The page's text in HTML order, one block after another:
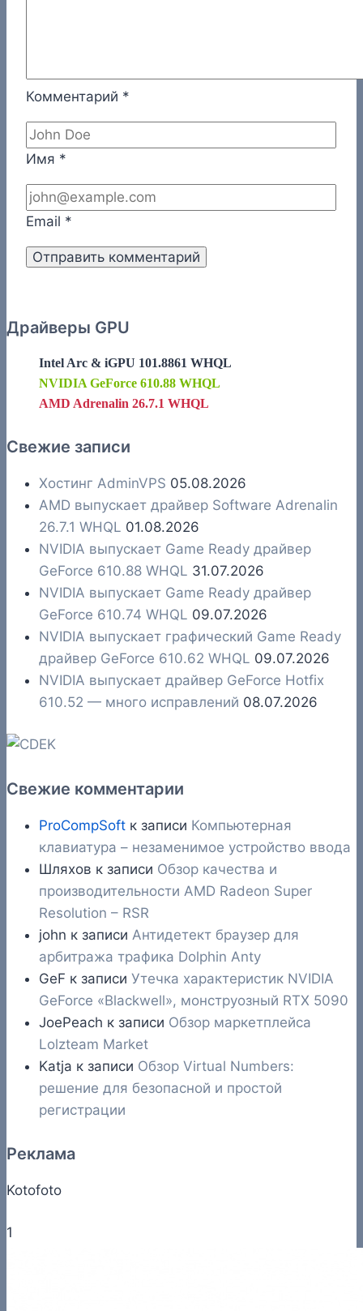
Комментарий *
Имя *
Email *
Драйверы GPU
Intel Arc & iGPU 101.8861 WHQL
NVIDIA GeForce 610.88 WHQL
AMD Adrenalin 26.7.1 WHQL
Свежие записи
Хостинг AdminVPS 05.08.2026
AMD выпускает драйвер Software Adrenalin
26.7.1 WHQL 01.08.2026
NVIDIA выпускает Game Ready драйвер
GeForce 610.88 WHQL 31.07.2026
NVIDIA выпускает Game Ready драйвер
GeForce 610.74 WHQL 09.07.2026
NVIDIA выпускает графический Game Ready
драйвер GeForce 610.62 WHQL 09.07.2026
NVIDIA выпускает драйвер GeForce Hotfix
610.52 — много исправлений 08.07.2026
Свежие комментарии
ProCompSoft к записи Компьютерная
клавиатура – незаменимое устройство ввода
Шляхов к записи Обзор качества и
производительности AMD Radeon Super
Resolution – RSR
john к записи Антидетект браузер для
арбитража трафика Dolphin Anty
GeF к записи Утечка характеристик NVIDIA
GeForce «Blackwell», монструозный RTX 5090
JoePeach к записи Обзор маркетплейса
Lolzteam Market
Katja к записи Обзор Virtual Numbers:
решение для безопасной и простой
регистрации
Реклама
Kotofoto
1